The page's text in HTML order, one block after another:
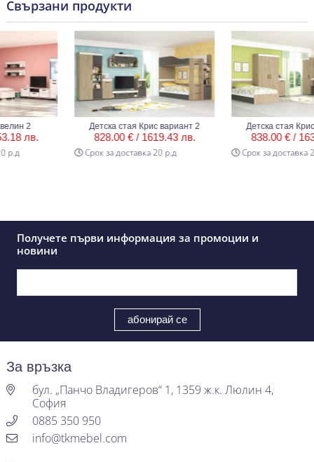
Свързани продукти
2
лв.
Детска стая Крис вариант 2
828.00 € /1619.43 лв.
Срок за доставка 20 р.д
Детска стая Крис
838.00 € /
Срок за доставка 20
Получете първи информация за промоции и
новини
За връзка
бул. „Панчо Владигеров“ 1, 1359 ж.к. Люлин 4,
София
0885 350 950
info@tkmebel.com